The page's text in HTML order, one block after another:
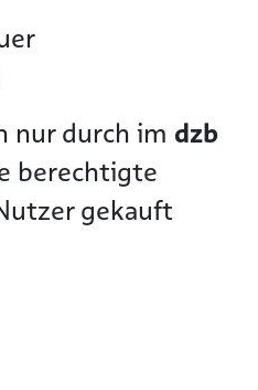
nur durch im dzb
berechtigte
gekauft